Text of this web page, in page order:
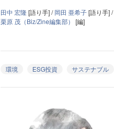
田中 宏隆 [語り手] /岡田 亜希子[語り手] /
栗原 茂（Biz/Zine編集部） [編]
環境 ESG投資 サステナブル